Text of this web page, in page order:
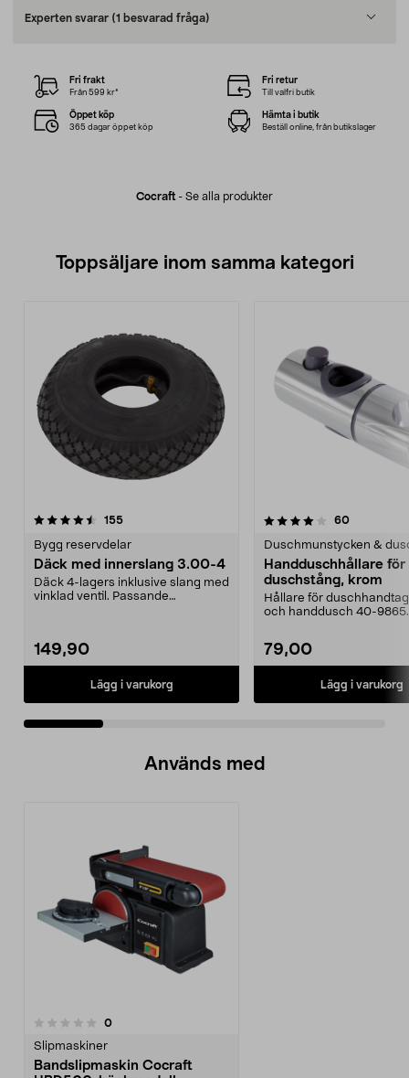
Experten svarar (1 besvarad fråga)
Cocraft - Se alla produkter
Fri frakt
Från 599 kr*
Fri retur
Till valfri butik
Öppet köp
365 dagar öppet köp
Hämta i butik
Beställ online, från butikslager
Toppsäljare inom samma kategori
155recensioner
Bygg reservdelar
Däck med innerslang 3.00-4
Däck 4-lagers inklusive slang med
vinklad ventil. Passande
149,90
Lägg i varukorg
4.0 av 5 stjärnor 60
Duschmunstycken &
Handduschhållare
duschstång, krom
Hållare för
och handdusch 40-
79,00
Lägg i varukorg
4.0 av 5 stjärnor
Används med
0recensioner
Slipmaskiner
Bandslipmaskin Cocraft